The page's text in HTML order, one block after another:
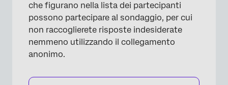
che figurano nella lista dei partecipanti
possono partecipare al sondaggio, per cui
non raccoglierete risposte indesiderate
nemmeno utilizzando il collegamento
anonimo.